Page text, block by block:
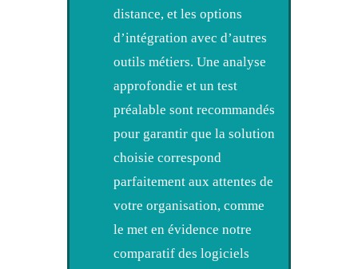
distance, et les options
d’intégration avec d’autres
outils métiers. Une analyse
approfondie et un test
préalable sont recommandés
pour garantir que la solution
choisie correspond
parfaitement aux attentes de
votre organisation, comme
le met en évidence notre
comparatif des logiciels